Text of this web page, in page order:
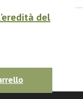
del